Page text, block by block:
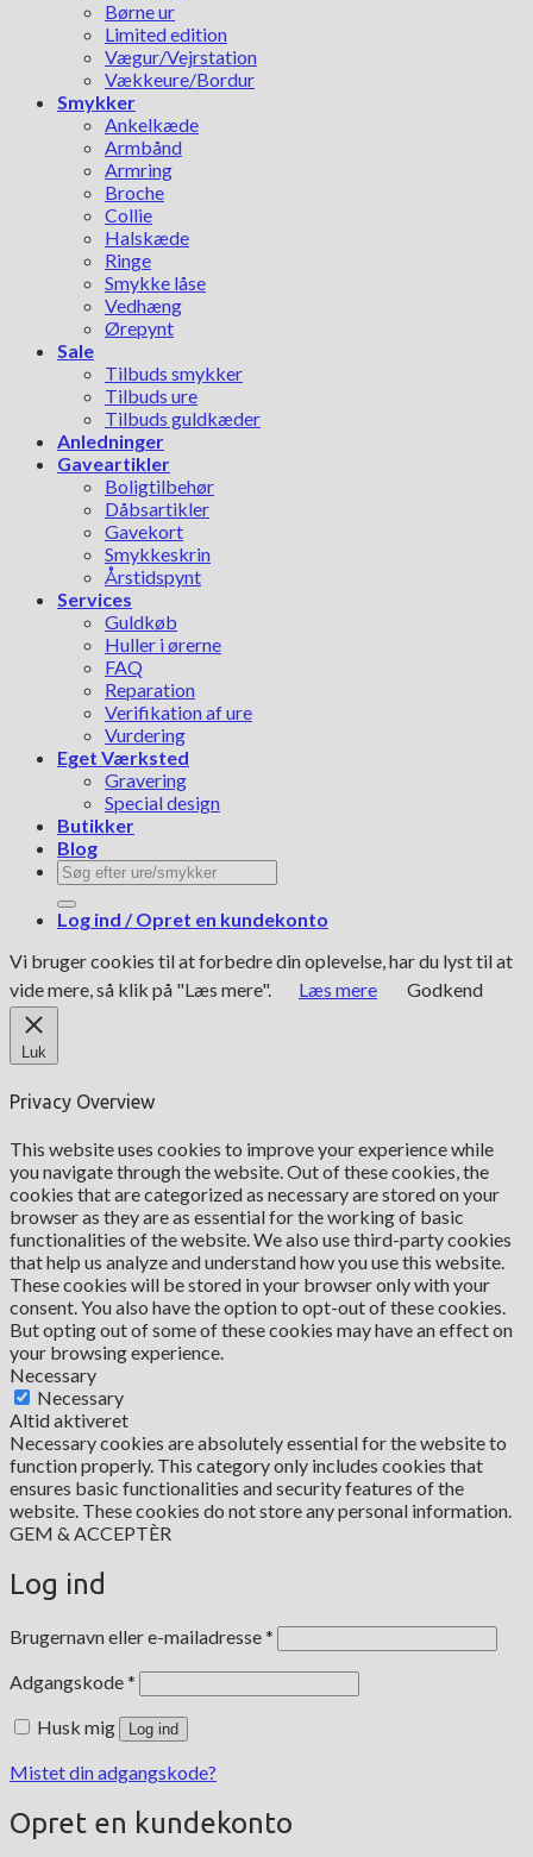
Børne ur
Limited edition
Vægur/Vejrstation
Vækkeure/Bordur
Smykker
Ankelkæde
Armbånd
Armring
Broche
Collie
Halskæde
Ringe
Smykke låse
Vedhæng
Ørepynt
Sale
Tilbuds smykker
Tilbuds ure
Tilbuds guldkæder
Anledninger
Gaveartikler
Boligtilbehør
Dåbsartikler
Gavekort
Smykkeskrin
Årstidspynt
Services
Guldkøb
Huller i ørerne
FAQ
Reparation
Verifikation af ure
Vurdering
Eget Værksted
Gravering
Special design
Butikker
Blog
Søg
efter:
Log ind / Opret en kundekonto
Vi bruger cookies til at forbedre din oplevelse, har du lyst til at
vide mere, så klik på "Læs mere".
Læs mere Godkend
Luk
Privacy Overview
This website uses cookies to improve your experience while
you navigate through the website. Out of these cookies, the
cookies that are categorized as necessary are stored on your
browser as they are as essential for the working of basic
functionalities of the website. We also use third-party cookies
that help us analyze and understand how you use this website.
These cookies will be stored in your browser only with your
consent. You also have the option to opt-out of these cookies.
But opting out of some of these cookies may have an effect on
your browsing experience.
Necessary
Necessary
Altid aktiveret
Necessary cookies are absolutely essential for the website to
function properly. This category only includes cookies that
ensures basic functionalities and security features of the
website. These cookies do not store any personal information.
GEM & ACCEPTÈR
Log ind
Brugernavn eller e-mailadresse* Påkrævet
Adgangskode* Påkrævet
Husk mig Log ind
Mistet din adgangskode?
Opret en kundekonto